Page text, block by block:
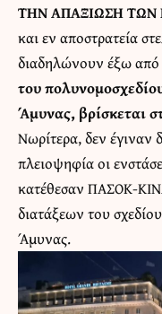
ΤΗΝ ΑΠΑΞΙΩΣΗ
και εν αποστρατεία
διαδηλώνουν έξω
του
Άμυνας, βρίσκεται
Νωρίτερα, δεν έγιναν
πλειοψηφία οι
κατέθεσαν ΠΑΣΟΚ-
διατάξεων του
Άμυνας.